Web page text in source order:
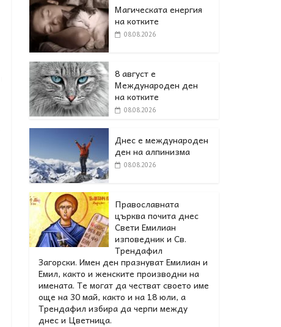
Магическата енергия
на котките
08.08.2026
8 август е
Международен ден
на котките
08.08.2026
Днес е международен
ден на алпинизма
08.08.2026
Православната
църква почита днес
Свети Емилиан
изповедник и Св.
Трендафил
Загорски. Имен ден празнуват Емилиан и
Емил, както и женските производни на
имената. Те могат да честват своето име
още на 30 май, както и на 18 юли, а
Трендафил избира да черпи между
днес и Цветница.